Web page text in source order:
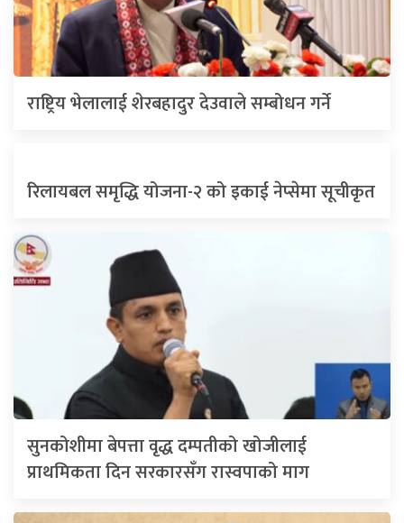
राष्ट्रिय भेलालाई शेरबहादुर देउवाले सम्बोधन गर्ने
रिलायबल समृद्धि योजना-२ को इकाई नेप्सेमा सूचीकृत
सुनकोशीमा बेपत्ता वृद्ध दम्पतीको खोजीलाई
प्राथमिकता दिन सरकारसँग रास्वपाको माग